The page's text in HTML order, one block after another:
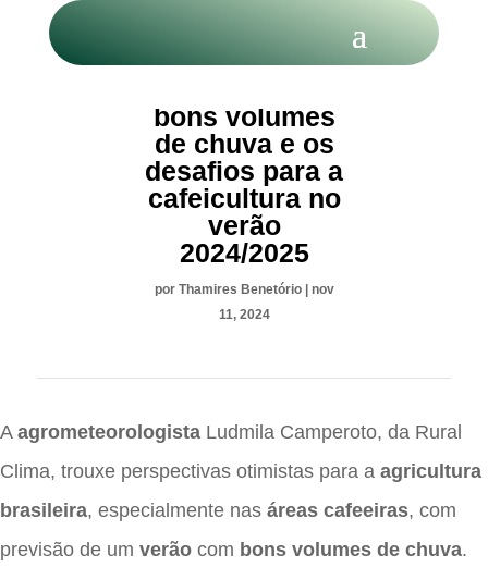
bons volumes
de chuva e os
desafios para a
cafeicultura no
verão
2024/2025
por Thamires Benetório| nov
11, 2024
A agrometeorologista Ludmila Camperoto, da Rural
Clima, trouxe perspectivas otimistas para a agricultura
brasileira, especialmente nas áreas cafeeiras, com
previsão de um verão com bons volumes de chuva.